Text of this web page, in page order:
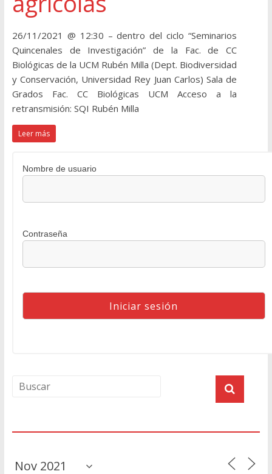
26/11/2021 @ 12:30 – dentro del ciclo “Seminarios
Quincenales de Investigación” de la Fac. de CC
Biológicas de la UCM Rubén Milla (Dept. Biodiversidad
y Conservación, Universidad Rey Juan Carlos) Sala de
Grados Fac. CC Biológicas UCM Acceso a la
retransmisión: SQI Rubén Milla
Leer más
Nombre de usuario
Contraseña